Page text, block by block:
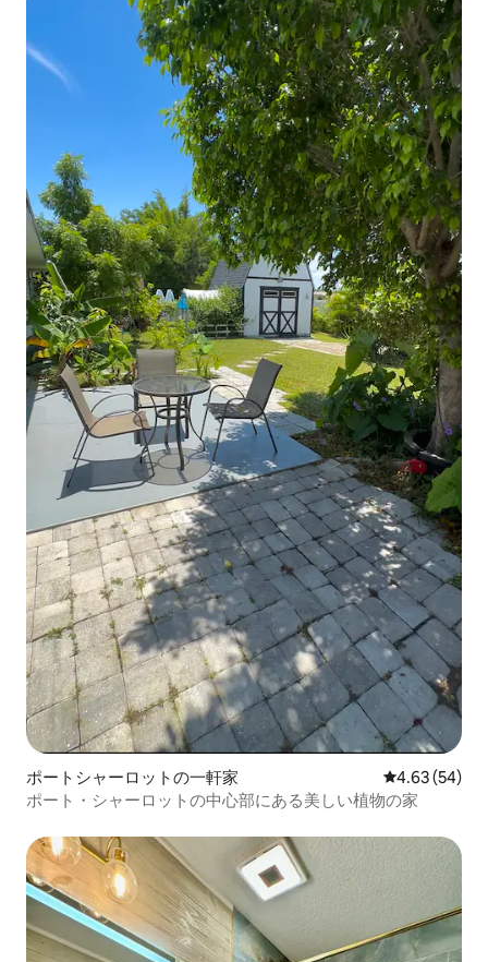
ポートシャーロットの一軒家 レビュー54
4.63 (54)
ポート・シャーロットの中心部にある美しい植物の家